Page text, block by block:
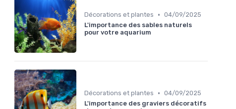
Décorations et plantes • 04/09/2025
L'importance des sables naturels
pour votre aquarium
Décorations et plantes • 04/09/2025
L'importance des graviers décoratifs